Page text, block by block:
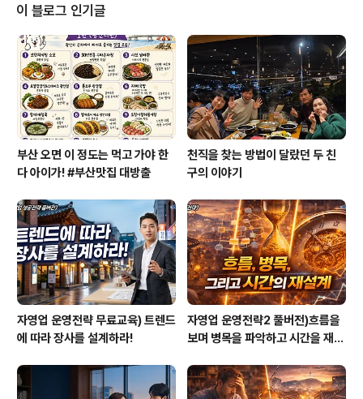
을 하면서도 외롭거나 그런 게 없었기 때문에 저는 제가 정
말 강한 사람인 줄 알았는데. 그것도 일종의 도피였던 셈이
죠. 아무도 만나지 않으면 상처받을 일도 없을 테니까요. 어
쨌든, 독학으로 열심히는 아니지만 적당히 공부해서 경기
도 국립대에서 인서울 하위권으로 대학을 진학했습니다.
제 성격이 별로 활발하지 ..
이 블로그 인기글
부산 오면 이 정도는 먹고 가야 한
다 아이가! #부산맛집 대방출
천직을 찾는 방법이 달랐던 두 친
구의 이야기
자영업 운영전략 무료교육) 트렌드
에 따라 장사를 설계하라!
자영업 운영전략2 풀버전)흐름을
보며 병목을 파악하고 시간을 재설